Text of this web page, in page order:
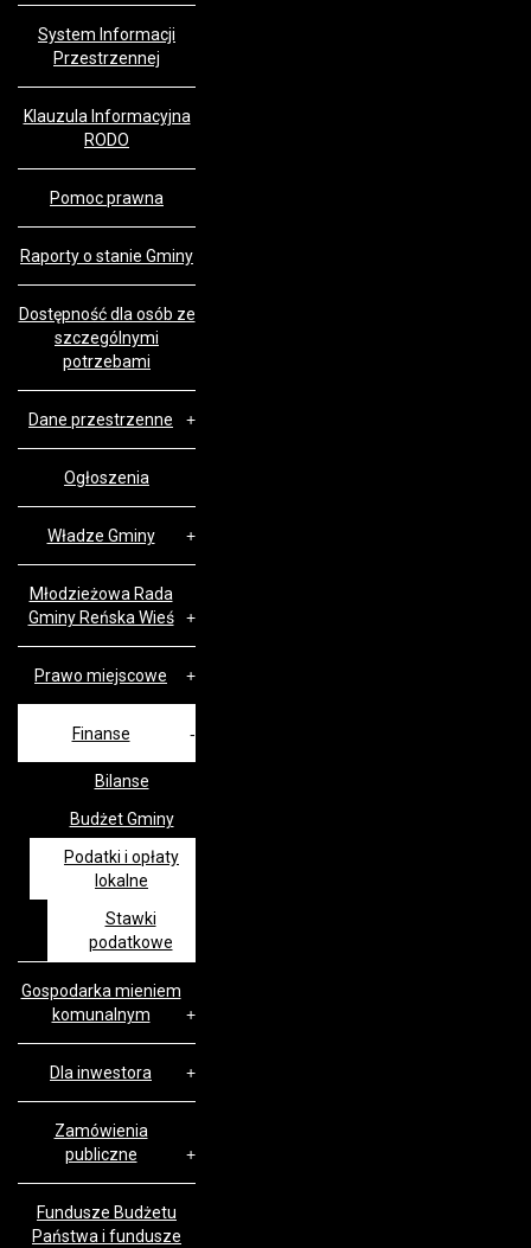
System Informacji
Przestrzennej
Klauzula Informacyjna
RODO
Pomoc prawna
Raporty o stanie Gminy
Dostępność dla osób ze
szczególnymi
potrzebami
Dane przestrzenne
Ogłoszenia
Władze Gminy
Młodzieżowa Rada
Gminy Reńska Wieś
Prawo miejscowe
Finanse
Bilanse
Budżet Gminy
Podatki i opłaty
lokalne
Stawki
podatkowe
Gospodarka mieniem
komunalnym
Dla inwestora
Zamówienia
publiczne
Fundusze Budżetu
Państwa i fundusze